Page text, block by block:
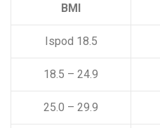
BMI
Ispod 18.5
18.5 – 24.9
25.0 – 29.9